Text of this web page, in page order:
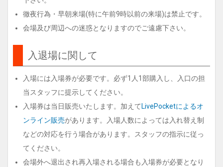
徹夜行為・早朝来場(特に午前9時以前の来場)は禁止です。
会場及び周辺への迷惑となりますのでご遠慮下さい。
入退場に関して
入場には入場券が必要です。必ず1人1部購入し、入口の担
当スタッフに提示してください。
入場券は当日販売いたします。加えて LivePocketによるオ
ンライン販売があります。入場人数によっては入れ替え制
などの対応を行う場合があります。スタッフの指示に従っ
てください。
会場外へ退出され再入場される場合も入場券が必要となり